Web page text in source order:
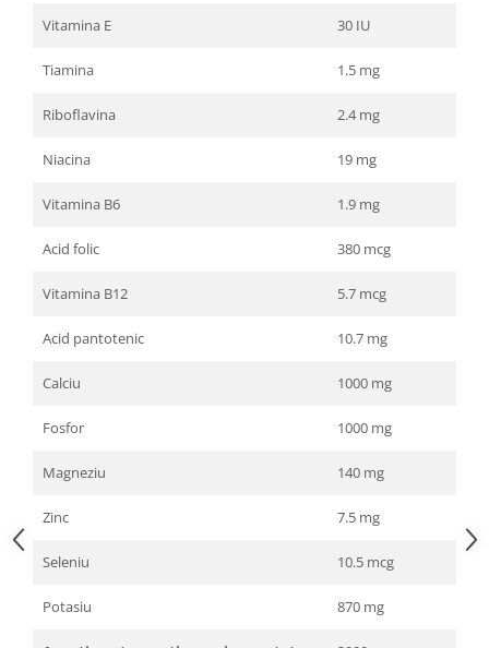
Vitamina E 30 IU
Tiamina 1.5 mg
Riboflavina 2.4 mg
Niacina 19 mg
Vitamina B6 1.9 mg
Acid folic 380 mcg
Vitamina B12 5.7 mcg
Acid pantotenic 10.7 mg
Calciu 1000 mg
Fosfor 1000 mg
Magneziu 140 mg
Zinc 7.5 mg
Seleniu 10.5 mcg
Potasiu 870 mg